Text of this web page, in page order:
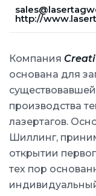
http://
Компания
основана для
производства
лазертагов.
Шиллинг,
открытии
тех пор